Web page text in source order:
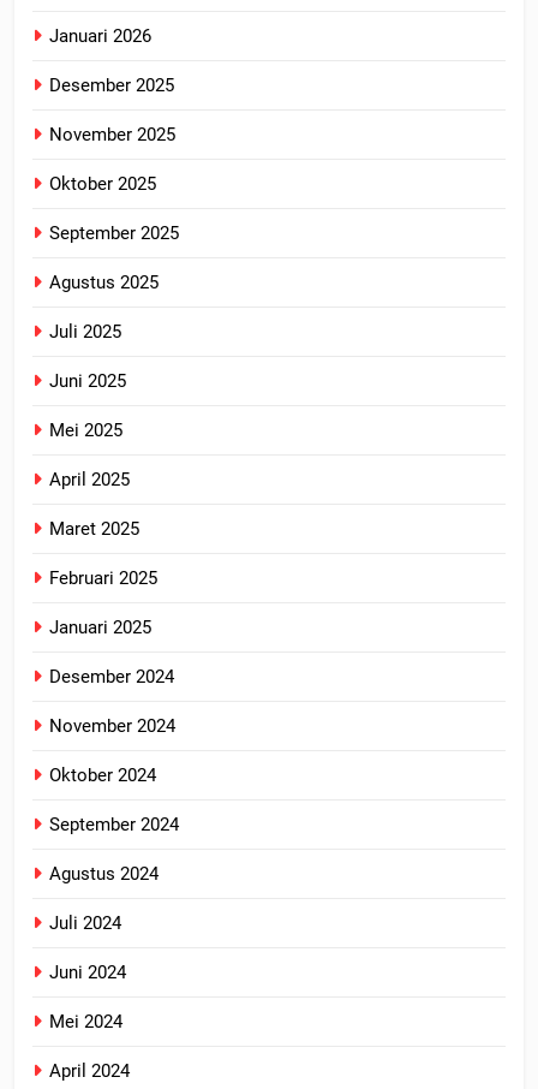
Januari 2026
Desember 2025
November 2025
Oktober 2025
September 2025
Agustus 2025
Juli 2025
Juni 2025
Mei 2025
April 2025
Maret 2025
Februari 2025
Januari 2025
Desember 2024
November 2024
Oktober 2024
September 2024
Agustus 2024
Juli 2024
Juni 2024
Mei 2024
April 2024